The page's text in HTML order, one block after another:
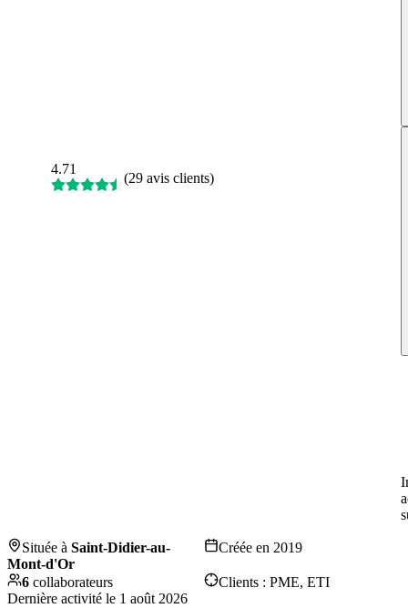
4.71
(29 avis clients)
Située à Saint-Didier-au-
Mont-d'Or
Créée en 2019
6 collaborateurs Clients : PME, ETI
Dernière activité le 1 août 2026